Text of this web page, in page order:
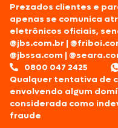
Prezados clientes e
apenas se comunica
eletrônicos oficiais,
@jbs.com.br |
@jbssa.com |
0800 047 2425
Qualquer tentativa de
envolvendo algum
considerada como
fraude